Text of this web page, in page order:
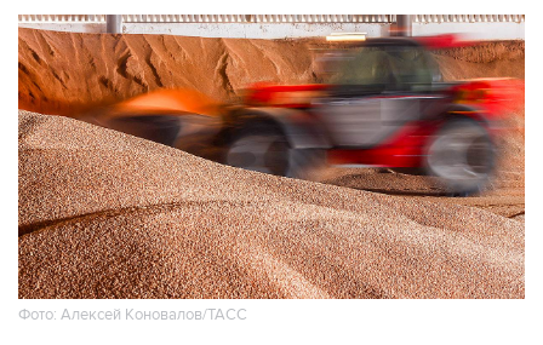
Фото: Алексей Коновалов/ТАСС